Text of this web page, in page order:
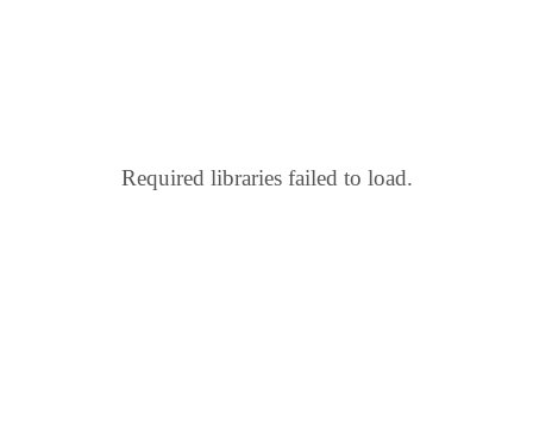
Required libraries failed to load.